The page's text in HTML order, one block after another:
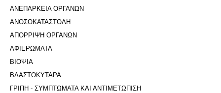
ΑΝΕΠΑΡΚΕΙΑ ΟΡΓΑΝΩΝ
ΑΝΟΣΟΚΑΤΑΣΤΟΛΗ
ΑΠΟΡΡΙΨΗ ΟΡΓΑΝΩΝ
ΑΦΙΕΡΩΜΑΤΑ
ΒΙΟΨΙΑ
ΒΛΑΣΤΟΚΥΤΑΡΑ
ΓΡΙΠΗ - ΣΥΜΠΤΩΜΑΤΑ ΚΑΙ ΑΝΤΙΜΕΤΩΠΙΣΗ